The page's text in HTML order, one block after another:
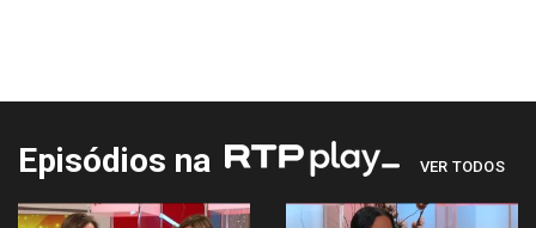
Episódios na VER TODOS